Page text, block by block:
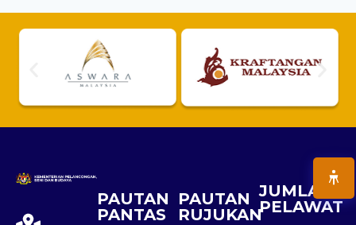
PAUTAN
PANTAS
PAUTAN
RUJUKAN
JUMLAH
PELAWAT